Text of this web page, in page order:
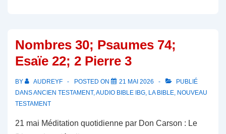
Nombres 30; Psaumes 74;
Esaïe 22; 2 Pierre 3
BY AUDREYF POSTED ON 21 MAI 2026
PUBLIÉ
DANSANCIEN TESTAMENT,AUDIO BIBLE IBG, LA BIBLE, NOUVEAU
TESTAMENT
21 mai Méditation quotidienne par Don Carson : Le